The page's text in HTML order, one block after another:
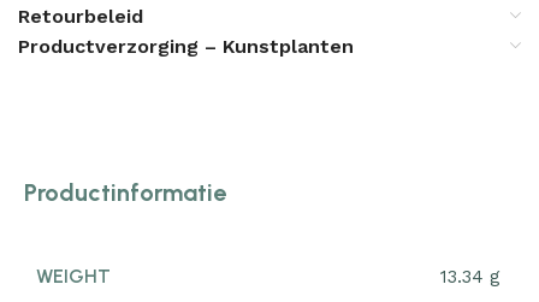
Retourbeleid
Productverzorging – Kunstplanten
Productinformatie
WEIGHT 13.34 g